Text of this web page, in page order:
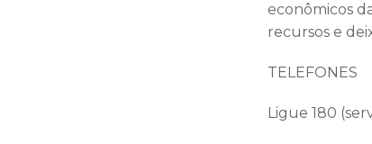
econômicos
recursos e
TELEFONES
Ligue 180